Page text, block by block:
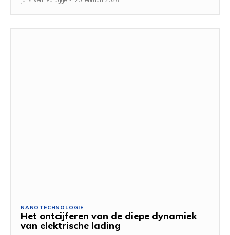
NANOTECHNOLOGIE
Het ontcijferen van de diepe dynamiek
van elektrische lading